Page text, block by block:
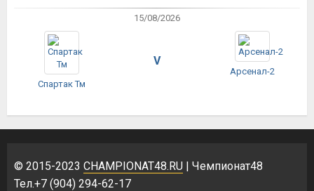
15/08/2026
Спартак Тм
V
Арсенал-2
© 2015-2023 CHAMPIONAT48.RU | Чемпионат48
Тел.+7 (904) 294-62-17